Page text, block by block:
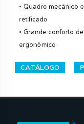
• Quadro mecânico
retificado
• Grande conforto
ergonômico
CATÁLOGO